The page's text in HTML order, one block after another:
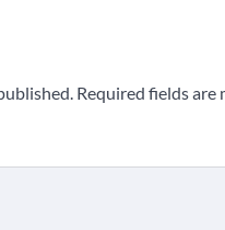
Required fields are